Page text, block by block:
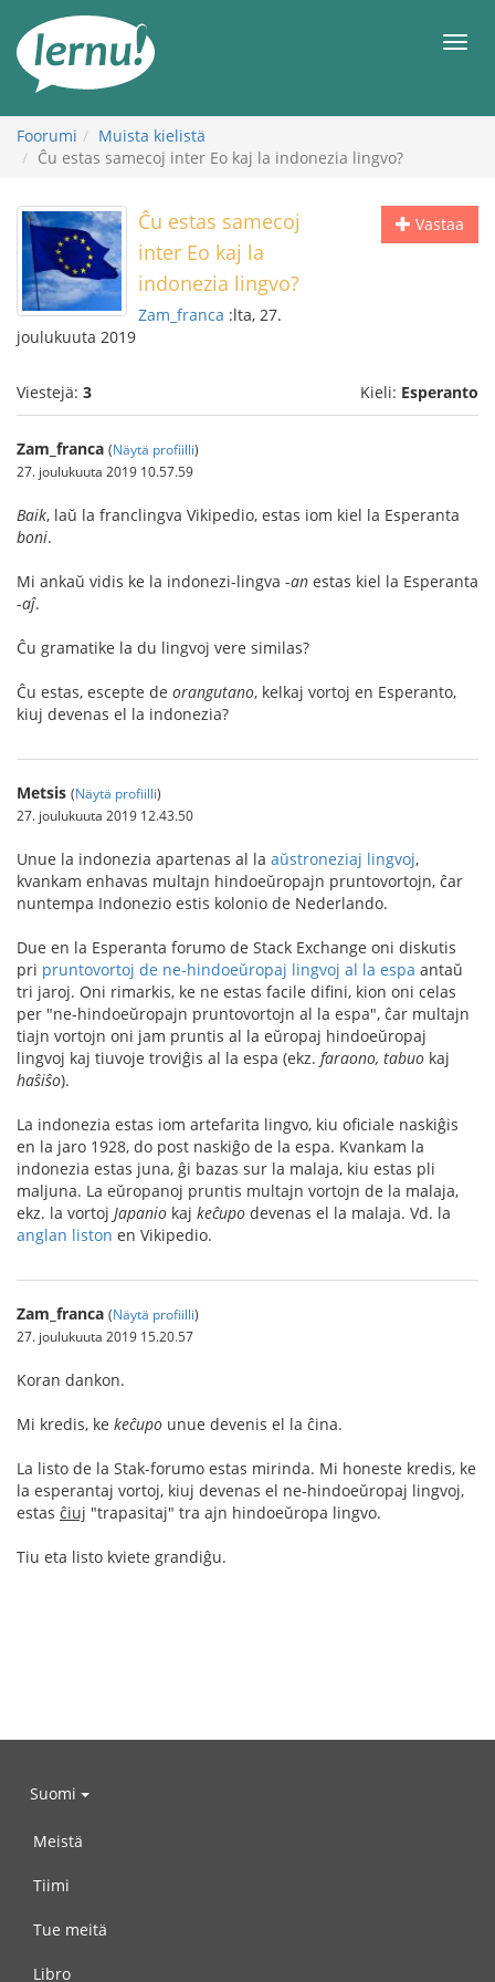
sisältöön
Foorumi
Muista kielistä
Ĉu estas samecoj inter Eo kaj la indonezia lingvo?
Vastaa
Ĉu estas samecoj
inter Eo kaj la
indonezia lingvo?
Zam_franca :lta, 27.
joulukuuta 2019
Viestejä: 3 Kieli: Esperanto
Zam_franca (Näytä profiilli)
27. joulukuuta 2019 10.57.59
Baik, laŭ la franclingva Vikipedio, estas iom kiel la Esperanta
boni.
Mi ankaŭ vidis ke la indonezi-lingva -an estas kiel la Esperanta
-aĵ.
Ĉu gramatike la du lingvoj vere similas?
Ĉu estas, escepte de orangutano, kelkaj vortoj en Esperanto,
kiuj devenas el la indonezia?
Metsis (Näytä profiilli)
27. joulukuuta 2019 12.43.50
Unue la indonezia apartenas al la aŭstroneziaj lingvoj,
kvankam enhavas multajn hindoeŭropajn pruntovortojn, ĉar
nuntempa Indonezio estis kolonio de Nederlando.
Due en la Esperanta forumo de Stack Exchange oni diskutis
pri pruntovortoj de ne-hindoeŭropaj lingvoj al la espa antaŭ
tri jaroj. Oni rimarkis, ke ne estas facile difini, kion oni celas
per "ne-hindoeŭropajn pruntovortojn al la espa", ĉar multajn
tiajn vortojn oni jam pruntis al la eŭropaj hindoeŭropaj
lingvoj kaj tiuvoje troviĝis al la espa (ekz. faraono, tabuo kaj
haŝiŝo).
La indonezia estas iom artefarita lingvo, kiu oficiale naskiĝis
en la jaro 1928, do post naskiĝo de la espa. Kvankam la
indonezia estas juna, ĝi bazas sur la malaja, kiu estas pli
maljuna. La eŭropanoj pruntis multajn vortojn de la malaja,
ekz. la vortoj Japanio kaj keĉupo devenas el la malaja. Vd. la
anglan liston en Vikipedio.
Zam_franca (Näytä profiilli)
27. joulukuuta 2019 15.20.57
Koran dankon.
Mi kredis, ke keĉupo unue devenis el la ĉina.
La listo de la Stak-forumo estas mirinda. Mi honeste kredis, ke
la esperantaj vortoj, kiuj devenas el ne-hindoeŭropaj lingvoj,
estas ĉiuj "trapasitaj" tra ajn hindoeŭropa lingvo.
Tiu eta listo kviete grandiĝu.
Suomi
Meistä
Tiimi
Tue meitä
Libro